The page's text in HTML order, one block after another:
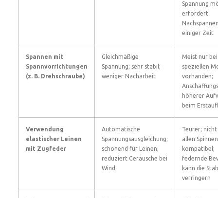
Spannung
erfordert
einiger Zeit
Spannen mit
Spannvorrichtungen
(z. B. Drehschraube)
Gleichmäßige
Spannung; sehr stabil;
weniger Nacharbeit
Meist nur bei
speziellen
vorhanden;
höherer
beim
Verwendung
elastischer Leinen
mit Zugfeder
Automatische
Spannungsausgleichung;
schonend für Leinen;
reduziert Geräusche bei
Wind
Teurer; nicht
allen Spinnen
kompatibel;
federnde
kann die
verringern